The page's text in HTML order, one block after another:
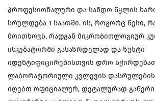
პროფესიონალური და სანდო წყლის
სრულდება 1 საათში. ის, როგორც წესი,
მოითხოვს, რადგან მიკრობიოლოგიურ
ინკუბატორში გასაზრდელად და ზუსტი
იდენტიფიცირებისთვის დრო
ლაბორატორიული კვლევის დასრულების
იღებთ ოფიციალურ, დეტალურად